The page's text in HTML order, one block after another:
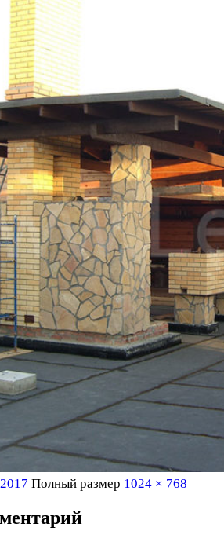
Полный размер 1024 × 768